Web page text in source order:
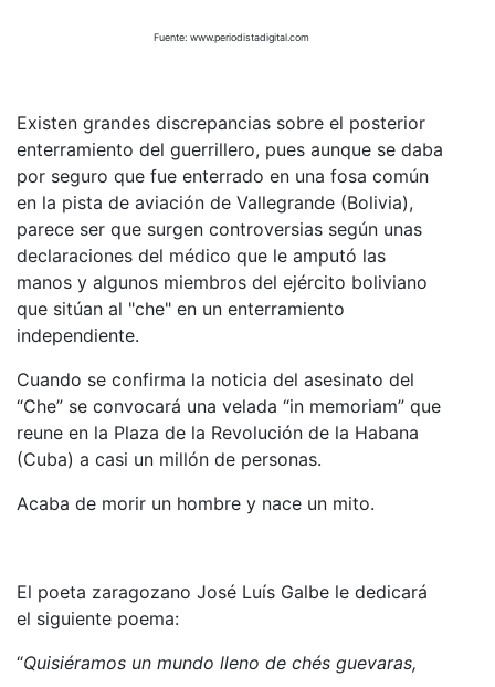
Fuente: www.periodistadigital.com
Existen grandes discrepancias sobre el posterior
enterramiento del guerrillero, pues aunque se daba
por seguro que fue enterrado en una fosa común
en la pista de aviación de Vallegrande (Bolivia),
parece ser que surgen controversias según unas
declaraciones del médico que le amputó las
manos y algunos miembros del ejército boliviano
que sitúan al "che" en un enterramiento
independiente.
Cuando se confirma la noticia del asesinato del
“Che” se convocará una velada “in memoriam” que
reune en la Plaza de la Revolución de la Habana
(Cuba) a casi un millón de personas.
Acaba de morir un hombre y nace un mito.
El poeta zaragozano José Luís Galbe le dedicará
el siguiente poema:
“Quisiéramos un mundo lleno de chés guevaras,